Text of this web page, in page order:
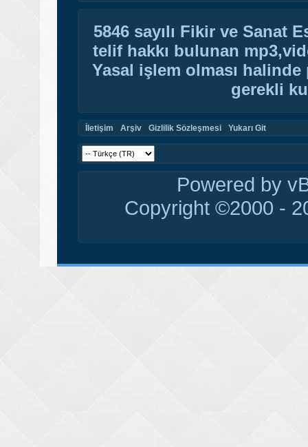
5846 sayılı Fikir ve Sanat
telif hakkı bulunan
Yasal işlem olması
gerekli
İletişim Arşiv Gizlilik Sözleşmesi Yukarı Git
Powered by
Copyright ©2000 -